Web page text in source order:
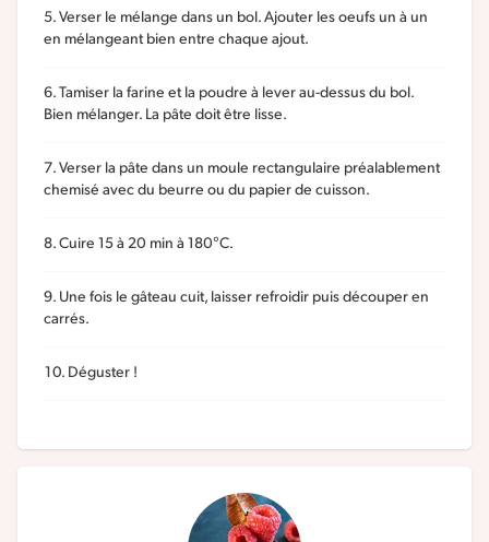
Verser le mélange dans un bol. Ajouter les oeufs un à un
en mélangeant bien entre chaque ajout.
Tamiser la farine et la poudre à lever au-dessus du bol.
Bien mélanger. La pâte doit être lisse.
Verser la pâte dans un moule rectangulaire préalablement
chemisé avec du beurre ou du papier de cuisson.
Cuire 15 à 20 min à 180°C.
Une fois le gâteau cuit, laisser refroidir puis découper en
carrés.
Déguster !